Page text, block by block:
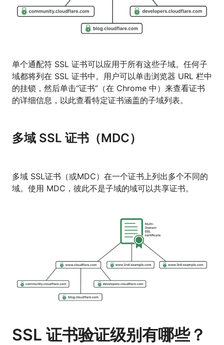
单个通配符 SSL 证书可以应用于所有这些子域。任何子
域都将列在 SSL 证书中。用户可以单击浏览器 URL 栏中
的挂锁，然后单击“证书”（在 Chrome 中）来查看证书
的详细信息，以此查看特定证书涵盖的子域列表。
多域 SSL 证书（MDC）
多域 SSL证书（或MDC）在一个证书上列出多个不同的
域。使用 MDC，彼此不是子域的域可以共享证书。
SSL 证书验证级别有哪些？